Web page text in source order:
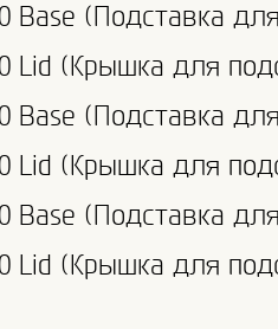
Base (Подставка
Lid (Крышка для
Base (Подставка
Lid (Крышка для
Base (Подставка
Lid (Крышка для